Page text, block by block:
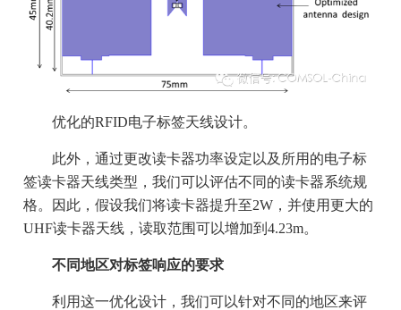
优化的RFID电子标签天线设计。
此外，通过更改读卡器功率设定以及所用的电子标
签读卡器天线类型，我们可以评估不同的读卡器系统规
格。因此，假设我们将读卡器提升至2W，并使用更大的
UHF读卡器天线，读取范围可以增加到4.23m。
不同地区对标签响应的要求
利用这一优化设计，我们可以针对不同的地区来评